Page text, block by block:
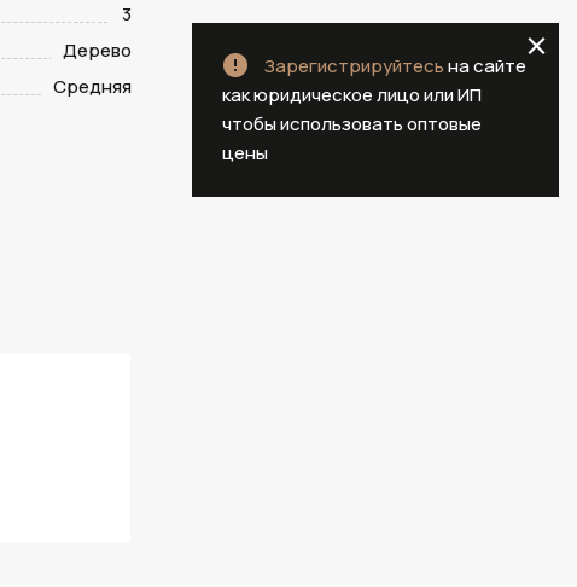
3
Дерево
Средняя
Зарегистрируйтесьна сайте
как юридическое лицо или ИП
чтобы использовать оптовые
цены